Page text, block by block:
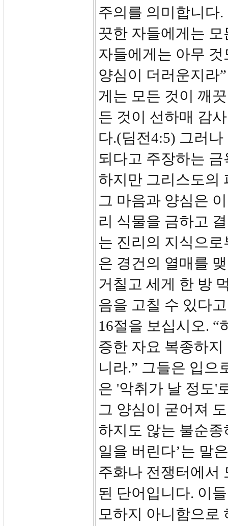
주의를 의미합니다
끗한 자들에게는
자들에게는 아무
양심이 더러운지라
게는 모든 것이 깨
든 것이 선하매 감
다.(딤전4:5) 그러
되다고 주장하는
하지만 그리스도의
그 마음과 양심은
리 식물을 금하고
는 진리의 지식으
은 경건의 열매를
거칠고 세게 한 방
음을 고칠 수 있다
16절을 보십시오.
증한 자요 복종하
니라.” 그들은 입으
은 '악취가 날 정도'
그 양심이 굳어져
하지도 않는 불순
일을 버린다’는 말
주화나 전쟁터에서
된 단어입니다. 이
모하지 아니함으로